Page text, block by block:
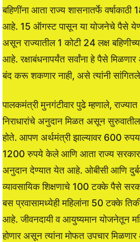
बहिणींना आता राज्य शासनातर्फे
आहे. 15 ऑगस्ट पासून या योजनेचे पैसे
असून राज्यातील 1 कोटी 24 लक्ष
आहे. रक्षाबंधनापर्यंत सर्वांना हे पैसे
बंद करू शकणार नाही, असे त्यांनी
पालकमंत्री मुनगंटीवार पुढे म्हणाले,
निराधारांचे अनुदान मिळत असून
होते. आपण अर्थमंत्री झाल्यावर 600
1200 रुपये केले आणि आता राज्य
अनुदान देण्यात येत आहे. ओबीसी आणि
व्यावसायिक शिक्षणाचे 100 टक्के पैसे
बस प्रवासामध्येही महिलांना 50 टक्के
आहे. जीवनदायी व आयुष्यमान योजनेतून
होणार असून त्यांना मोफत उपचार